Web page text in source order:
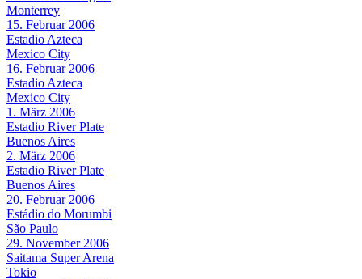
Monterrey
15. Februar 2006
Estadio Azteca
Mexico City
16. Februar 2006
Estadio Azteca
Mexico City
1. März 2006
Estadio River Plate
Buenos Aires
2. März 2006
Estadio River Plate
Buenos Aires
20. Februar 2006
Estádio do Morumbi
São Paulo
29. November 2006
Saitama Super Arena
Tokio